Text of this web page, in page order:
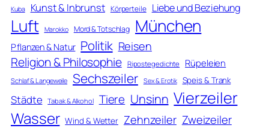
Kuba Kunst & Inbrunst Körperteile Liebe und Beziehung
Luft Marokko Mord & Totschlag München
Pflanzen & Natur Politik Reisen
Religion & Philosophie Ripostegedichte Rüpeleien
Schlaf & Langeweile Sechszeiler Sex & Erotik Speis & Trank
Städte Tabak & Alkohol Tiere Unsinn Vierzeiler
Wasser Wind & Wetter Zehnzeiler Zweizeiler